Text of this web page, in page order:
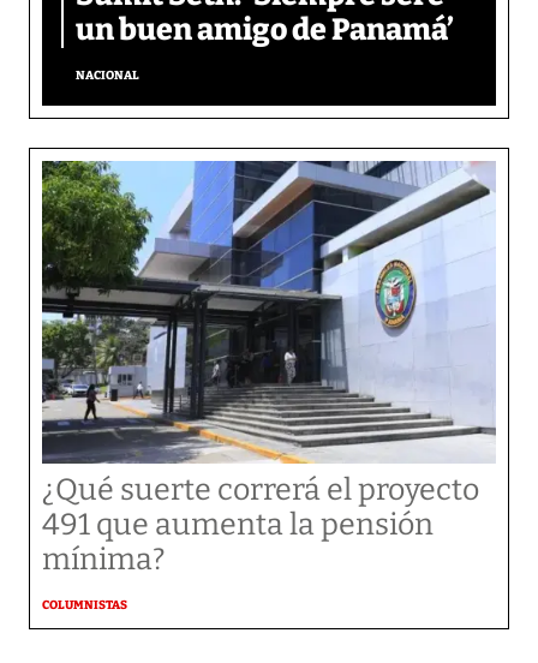
un buen amigo de Panamá’
NACIONAL
¿Qué suerte correrá el proyecto
491 que aumenta la pensión
mínima?
COLUMNISTAS